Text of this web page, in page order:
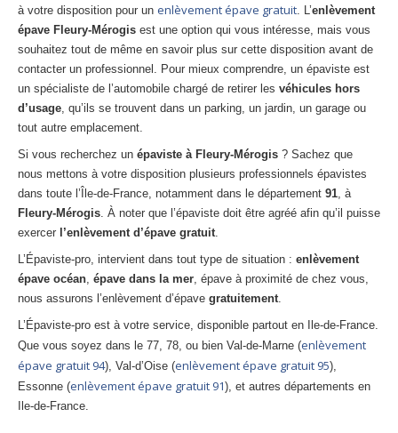
DOCUMENTS À JOINDRE
RACHATVÉHICULES
CONTACT
à votre disposition pour un enlèvement épave gratuit. L’enlèvement
épave Fleury-Mérogis est une option qui vous intéresse, mais vous
souhaitez tout de même en savoir plus sur cette disposition avant de
contacter un professionnel. Pour mieux comprendre, un épaviste est
un spécialiste de l’automobile chargé de retirer les véhicules hors
d’usage, qu’ils se trouvent dans un parking, un jardin, un garage ou
tout autre emplacement.
Si vous recherchez un épaviste à Fleury-Mérogis ? Sachez que
nous mettons à votre disposition plusieurs professionnels épavistes
dans toute l’Île-de-France, notamment dans le département 91, à
Fleury-Mérogis. À noter que l’épaviste doit être agréé afin qu’il puisse
exercer l’enlèvement d’épave gratuit.
L’Épaviste-pro, intervient dans tout type de situation : enlèvement
épave océan, épave dans la mer, épave à proximité de chez vous,
nous assurons l’enlèvement d’épave gratuitement.
L’Épaviste-pro est à votre service, disponible partout en Ile-de-France.
Que vous soyez dans le 77, 78, ou bien Val-de-Marne (enlèvement
épave gratuit 94), Val-d’Oise (enlèvement épave gratuit 95),
Essonne (enlèvement épave gratuit 91), et autres départements en
Ile-de-France.